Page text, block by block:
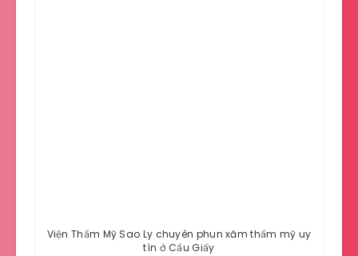
Viện Thẩm Mỹ Sao Ly chuyên phun xăm thẩm mỹ uy
tín ở Cầu Giấy